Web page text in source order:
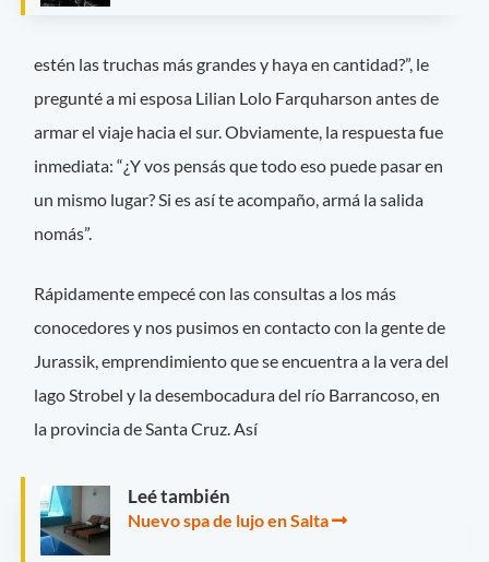
estén las truchas más grandes y haya en cantidad?”, le
pregunté a mi esposa Lilian Lolo Farquharson antes de
armar el viaje hacia el sur. Obviamente, la respuesta fue
inmediata: “¿Y vos pensás que todo eso puede pasar en
un mismo lugar? Si es así te acompaño, armá la salida
nomás”.
Rápidamente empecé con las consultas a los más
conocedores y nos pusimos en contacto con la gente de
Jurassik, emprendimiento que se encuentra a la vera del
lago Strobel y la desembocadura del río Barrancoso, en
la provincia de Santa Cruz. Así
Leé también
Nuevo spa de lujo en Salta